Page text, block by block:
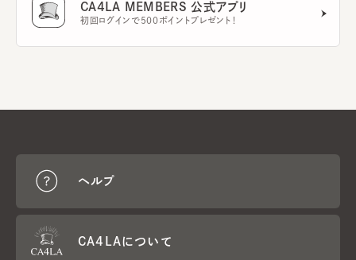
CA4LA MEMBERS 公式アプリ
初回ログインで500ポイントプレゼント！
ヘルプ
CA4LAについて